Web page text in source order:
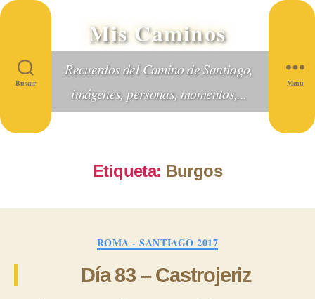
Buscar
Mis Caminos
Recuerdos del Camino de Santiago,
imágenes, personas, momentos,...
Menú
Etiqueta: Burgos
Categorías
ROMA - SANTIAGO 2017
Día 83 – Castrojeriz